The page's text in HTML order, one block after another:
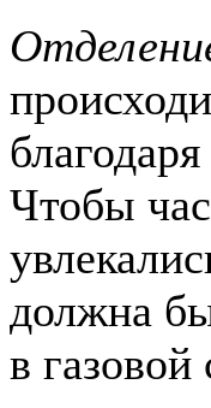
Чтобы
должна
в газовой